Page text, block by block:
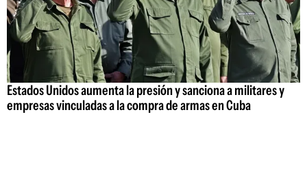
Estados Unidos aumenta la presión y sanciona a militares y
empresas vinculadas a la compra de armas en Cuba